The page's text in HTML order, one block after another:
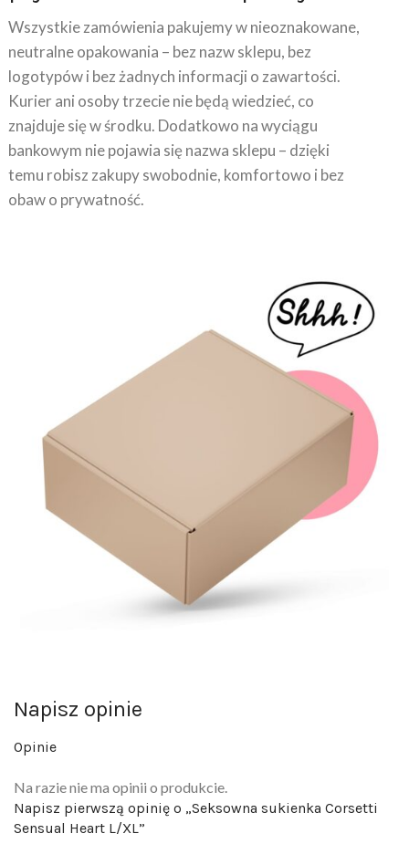
Wszystkie zamówienia pakujemy w nieoznakowane,
neutralne opakowania – bez nazw sklepu, bez
logotypów i bez żadnych informacji o zawartości.
Kurier ani osoby trzecie nie będą wiedzieć, co
znajduje się w środku. Dodatkowo na wyciągu
bankowym nie pojawia się nazwa sklepu – dzięki
temu robisz zakupy swobodnie, komfortowo i bez
obaw o prywatność.
Napisz opinie
Opinie
Na razie nie ma opinii o produkcie.
Napisz pierwszą opinię o „Seksowna sukienka Corsetti
Sensual Heart L/XL”